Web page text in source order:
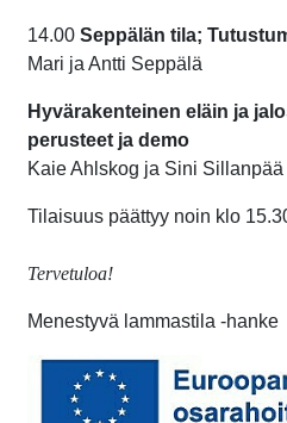
14.00 Seppälän tila;
Mari ja Antti Seppälä
Hyvärakenteinen eläin ja
perusteet ja demo
Kaie Ahlskog ja Sini Sillanpää
Tilaisuus päättyy noin klo
Tervetuloa!
Menestyvä lammastila -hanke